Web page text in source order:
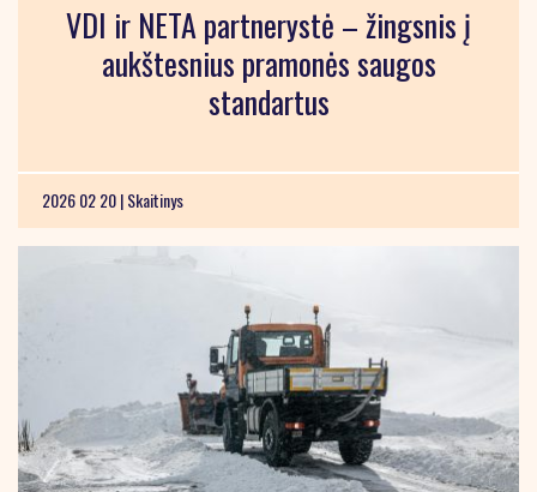
VDI ir NETA partnerystė – žingsnis į
aukštesnius pramonės saugos
standartus
2026 02 20 |Skaitinys